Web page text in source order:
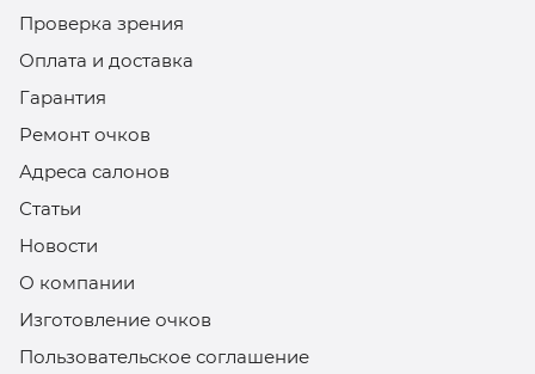
Проверка зрения
Оплата и доставка
Гарантия
Ремонт очков
Адреса салонов
Статьи
Новости
О компании
Изготовление очков
Пользовательское соглашение